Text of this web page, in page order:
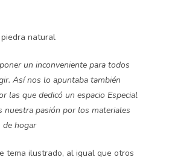
piedra natural
un inconveniente para todos
Así nos lo apuntaba también
las que dedicó un espacio Especial
nuestra pasión por los materiales
de hogar
tema ilustrado, al igual que otros